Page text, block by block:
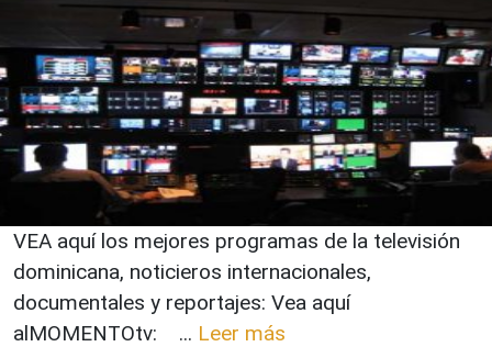
VEA aquí los mejores programas de la televisión
dominicana, noticieros internacionales,
documentales y reportajes: Vea aquí
alMOMENTOtv: ... Leer más